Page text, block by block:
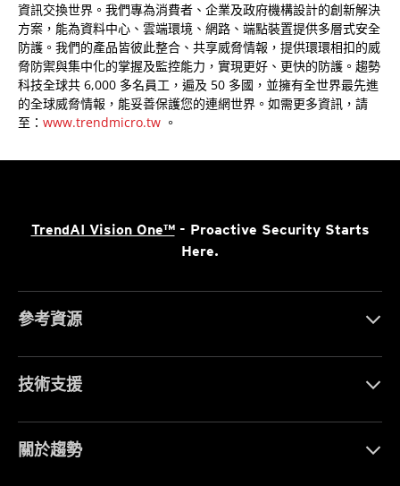
資訊交換世界。我們專為消費者、企業及政府機構設計的創新解決
方案，能為資料中心、雲端環境、網路、端點裝置提供多層式安全
防護。我們的產品皆彼此整合、共享威脅情報，提供環環相扣的威
脅防禦與集中化的掌握及監控能力，實現更好、更快的防護。趨勢
科技全球共 6,000 多名員工，遍及 50 多國，並擁有全世界最先進
的全球威脅情報，能妥善保護您的連網世界。如需更多資訊，請
至： www.trendmicro.tw 。
TrendAI Vision One™- Proactive Security Starts
Here.
參考資源
技術支援
關於趨勢